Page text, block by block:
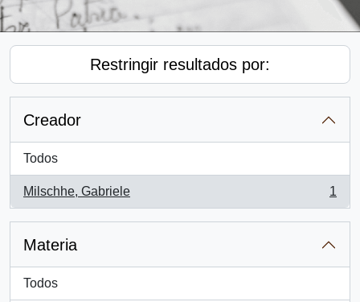
Restringir resultados por:
Creador
Todos
Milschhe, Gabriele
, 1 resultados
1
Materia
Todos